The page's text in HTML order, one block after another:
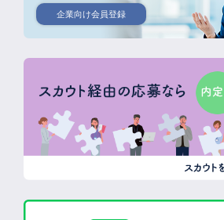
企業向け会員登録